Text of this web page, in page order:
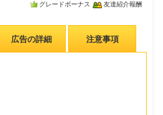
グレードボーナス 友達紹介報酬
広告の詳細 注意事項